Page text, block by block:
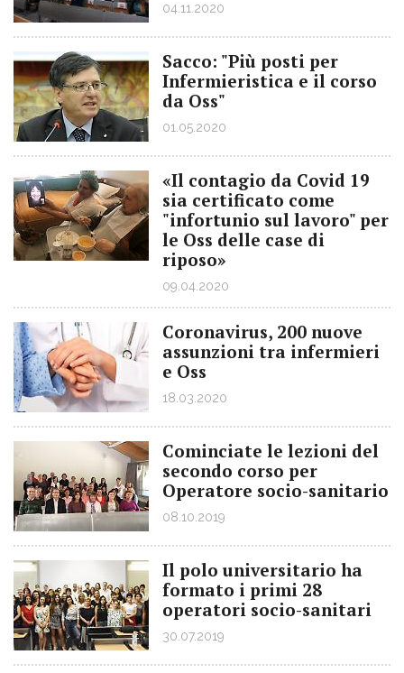
04.11.2020
Sacco: "Più posti per
Infermieristica e il corso
da Oss"
01.05.2020
«Il contagio da Covid 19
sia certificato come
"infortunio sul lavoro" per
le Oss delle case di
riposo»
09.04.2020
Coronavirus, 200 nuove
assunzioni tra infermieri
e Oss
18.03.2020
Cominciate le lezioni del
secondo corso per
Operatore socio-sanitario
08.10.2019
Il polo universitario ha
formato i primi 28
operatori socio-sanitari
30.07.2019